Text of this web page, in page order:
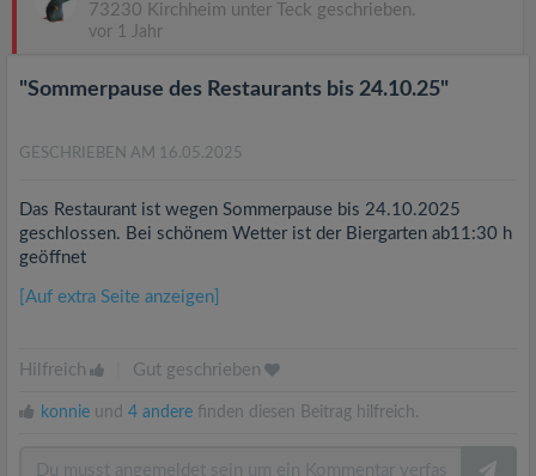
73230 Kirchheim unter Teck geschrieben.
vor 1 Jahr
"Sommerpause des Restaurants bis 24.10.25"
GESCHRIEBEN AM 16.05.2025
Das Restaurant ist wegen Sommerpause bis 24.10.2025
geschlossen. Bei schönem Wetter ist der Biergarten ab11:30 h
geöffnet
[Auf extra Seite anzeigen]
Hilfreich Gut geschrieben
konnie und 4 andere finden diesen Beitrag hilfreich.